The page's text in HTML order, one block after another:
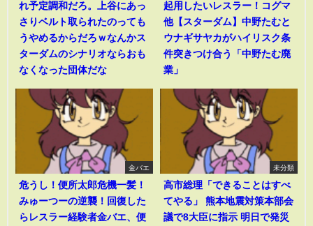
れ予定調和だろ。上谷にあっ
さりベルト取られたのっても
うやめるからだろｗなんかス
ターダムのシナリオならおも
なくなった団体だな
起用したいレスラー！コグマ
他【スターダム】中野たむと
ウナギサヤカがハイリスク条
件突きつけ合う「中野たむ廃
業」
金バエ
危うし！便所太郎危機一髪！
みゅーつーの逆襲！回復した
らレスラー経験者金バエ、便
未分類
高市総理「できることはすべ
てやる」 熊本地震対策本部会
議で8大臣に指示 明日で発災